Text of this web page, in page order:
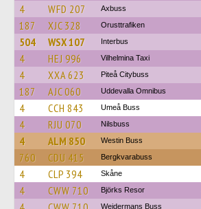
4 WFD 207 Axbuss
187 XJC 328 Orusttrafiken
504 WSX 107 Interbus
4 HEJ 996 Vilhelmina Taxi
4 XXA 623 Piteå Citybuss
187 AJC 060 Uddevalla Omnibus
4 CCH 843 Umeå Buss
4 RJU 070 Nilsbuss
4 ALM 850 Westin Buss
760 CDU 415 Bergkvarabuss
4 CLP 394 Skåne
4 CWW 710 Björks Resor
Weidermans Buss